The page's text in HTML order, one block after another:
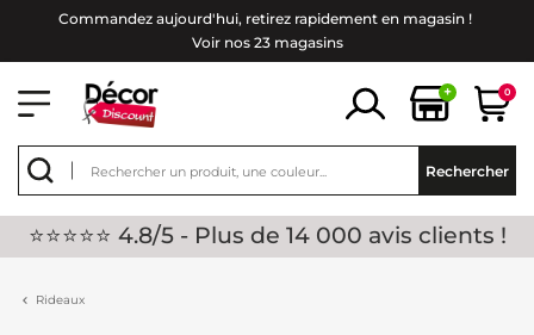
Commandez aujourd'hui, retirez rapidement en magasin !
Voir nos 23 magasins
+ 0
Rechercher
⭐⭐⭐⭐⭐ 4.8/5 - Plus de 14 000 avis clients !
Rideaux